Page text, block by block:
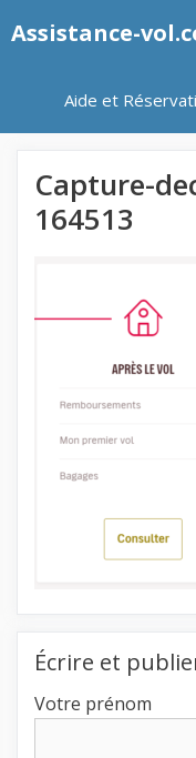
auAssistance-
Aide et
Capture-
164513
Écrire et
Votre prénom